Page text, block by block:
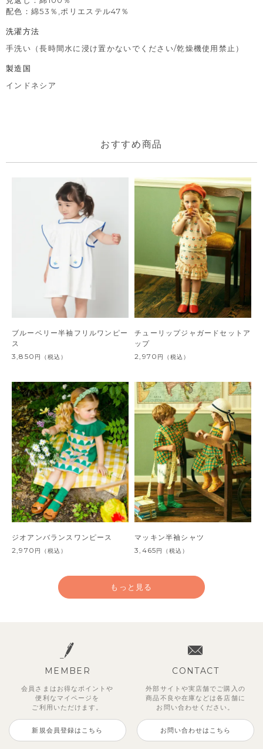
配色：綿53％,ポリエステル47％
洗濯方法
手洗い（長時間水に浸け置かないでください/乾燥機使用禁止）
製造国
インドネシア
おすすめ商品
ブルーベリー半袖フリルワンピー
ス
3,850 円 （税込）
チューリップジャガードセットア
ップ
2,970 円 （税込）
ジオアンバランスワンピース
2,970 円 （税込）
マッキン半袖シャツ
3,465円 （税込）
もっと見る
MEMBER
会員さまはお得なポイントや
便利な マイページを
ご利用いただけます。
新規会員登録はこちら
CONTACT
外部サイトや実店舗でご購入の
商品不良や在庫などは各店舗に
お問い合わせください。
お問い合わせはこちら